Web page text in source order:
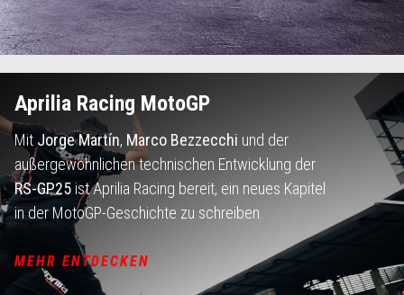
Aprilia Racing MotoGP
Mit Jorge Martín, Marco Bezzecchi und der
außergewöhnlichen technischen Entwicklung der
RS-GP25 ist Aprilia Racing bereit, ein neues Kapitel
in der MotoGP-Geschichte zu schreiben.
MEHR ENTDECKEN